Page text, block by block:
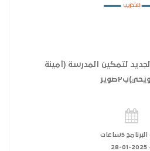
لتمكين المدرسة (أمينة
5ساعات
28-01-2025